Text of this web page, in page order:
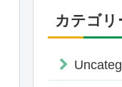
カテゴリ